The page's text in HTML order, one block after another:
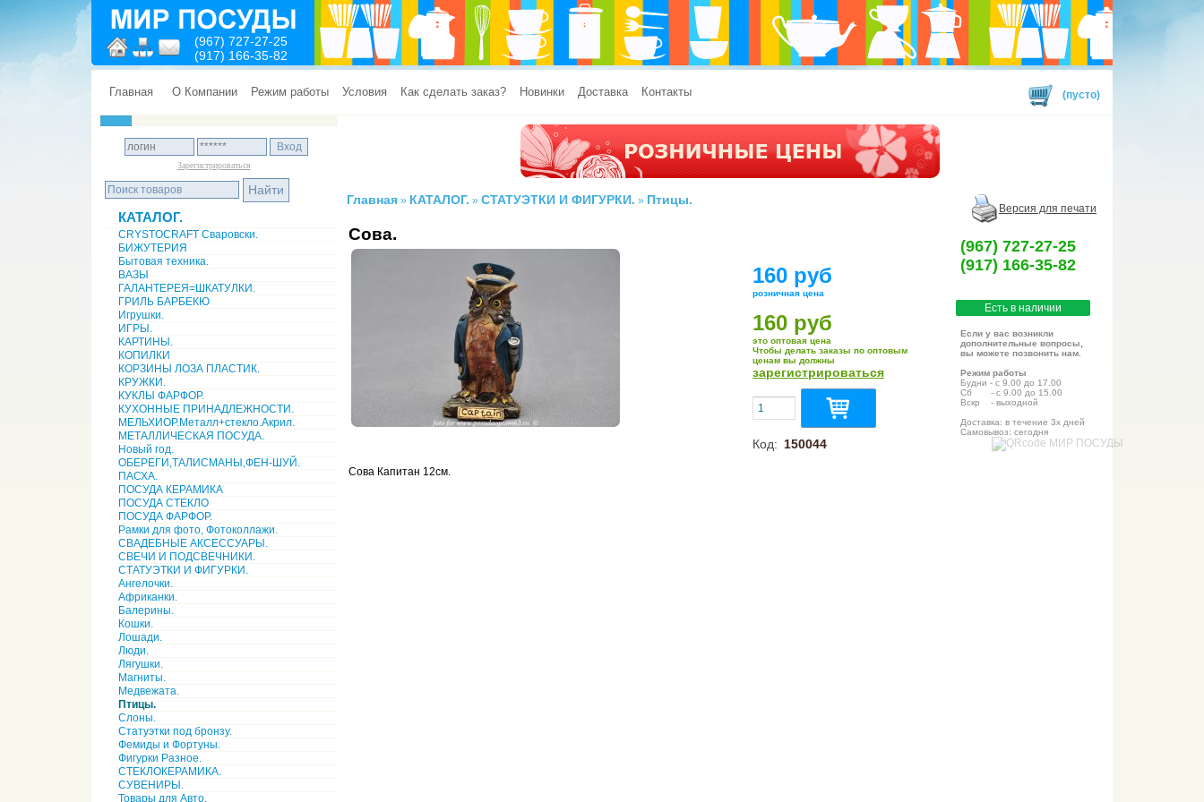
(967) 727-27-25
(917) 166-35-82
Главная О Компании Режим работы Условия Как сделать заказ? Новинки Доставка Контакты (пусто)
Зарегистрироваться
КАТАЛОГ.
CRYSTOCRAFT Сваровски.
БИЖУТЕРИЯ
Бытовая техника.
ВАЗЫ
ГАЛАНТЕРЕЯ=ШКАТУЛКИ.
ГРИЛЬ БАРБЕКЮ
Игрушки.
ИГРЫ.
КАРТИНЫ.
КОПИЛКИ
КОРЗИНЫ ЛОЗА ПЛАСТИК.
КРУЖКИ.
КУКЛЫ ФАРФОР.
КУХОННЫЕ ПРИНАДЛЕЖНОСТИ.
МЕЛЬХИОР.Металл+стекло.Акрил.
МЕТАЛЛИЧЕСКАЯ ПОСУДА.
Новый год.
ОБЕРЕГИ,ТАЛИСМАНЫ,ФЕН-ШУЙ.
ПАСХА.
ПОСУДА КЕРАМИКА
ПОСУДА СТЕКЛО
ПОСУДА ФАРФОР.
Рамки для фото, Фотоколлажи.
СВАДЕБНЫЕ АКСЕССУАРЫ.
СВЕЧИ И ПОДСВЕЧНИКИ.
СТАТУЭТКИ И ФИГУРКИ.
Ангелочки.
Африканки.
Балерины.
Кошки.
Лошади.
Люди.
Лягушки.
Магниты.
Медвежата.
Птицы.
Слоны.
Статуэтки под бронзу.
Фемиды и Фортуны.
Фигурки Разное.
СТЕКЛОКЕРАМИКА.
СУВЕНИРЫ.
Товары для Авто.
Главная » КАТАЛОГ. » СТАТУЭТКИ И ФИГУРКИ. » Птицы.
Версия для печати
Сова.
(967) 727-27-25
(917) 166-35-82
Есть в наличии
Если у вас возникли
дополнительные вопросы,
вы можете позвонить нам.
Режим работы
Будни - с 9.00 до 17.00
Сб - с 9.00 до 15.00
Вскр - выходной
Доставка: в течение 3х дней
Самовывоз: сегодня
160 руб
розничная цена
160 руб
это оптовая цена
Чтобы делать заказы по оптовым
ценам вы должны
зарегистрироваться
Код: 150044
Сова Капитан 12см.